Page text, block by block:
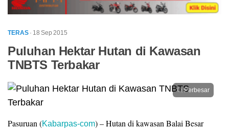
TERAS · 18 Sep 2015
Puluhan Hektar Hutan di Kawasan
TNBTS Terbakar
Perbesar
Pasuruan (Kabarpas-com) – Hutan di kawasan Balai Besar